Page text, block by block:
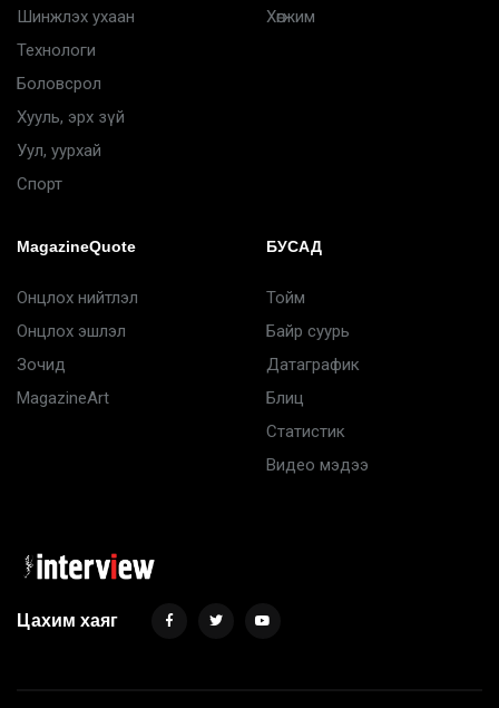
Шинжлэх ухаан
Технологи
Боловсрол
Хууль, эрх зүй
Уул, уурхай
Спорт
Хөгжим
MagazineQuote
Онцлох нийтлэл
Онцлох эшлэл
Зочид
MagazineArt
БУСАД
Тойм
Байр суурь
Датаграфик
Блиц
Статистик
Видео мэдээ
Цахим хаяг